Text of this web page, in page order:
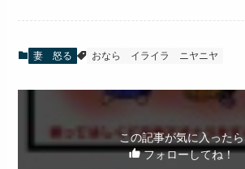
妻 怒る おなら イライラ ニヤニヤ
この記事が気に入ったら
フォローしてね！